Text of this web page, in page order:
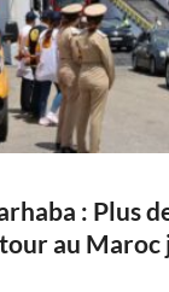
: Plus
au Maroc